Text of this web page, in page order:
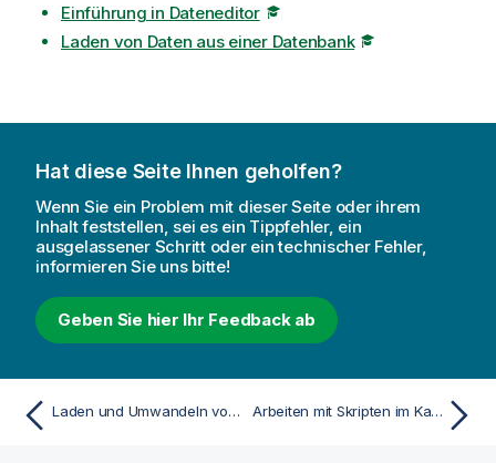
Einführung in Dateneditor
Laden von Daten aus einer Datenbank
Hat diese Seite Ihnen geholfen?
Wenn Sie ein Problem mit dieser Seite oder ihrem
Inhalt feststellen, sei es ein Tippfehler, ein
ausgelassener Schritt oder ein technischer Fehler,
informieren Sie uns bitte!
Geben Sie hier Ihr Feedback ab
Laden und Umwandeln von Daten mit Skripterstellung Arbeiten mit Skripten im Katalog